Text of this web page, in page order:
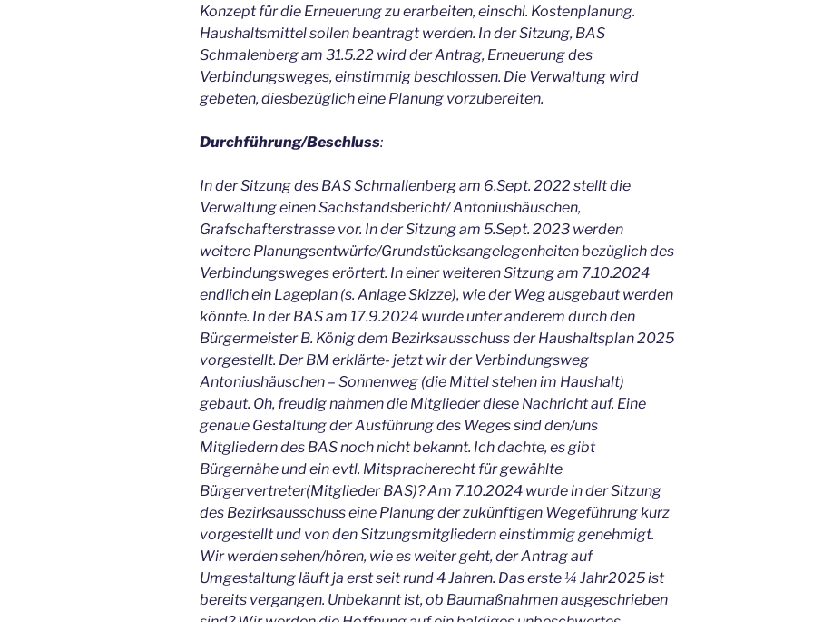
Konzept für die Erneuerung zu erarbeiten, einschl. Kostenplanung.
Haushaltsmittel sollen beantragt werden. In der Sitzung, BAS
Schmalenberg am 31.5.22 wird der Antrag, Erneuerung des
Verbindungsweges, einstimmig beschlossen. Die Verwaltung wird
gebeten, diesbezüglich eine Planung vorzubereiten.
Durchführung/Beschluss:
In der Sitzung des BAS Schmallenberg am 6.Sept. 2022 stellt die
Verwaltung einen Sachstandsbericht/ Antoniushäuschen,
Grafschafterstrasse vor. In der Sitzung am 5.Sept. 2023 werden
weitere Planungsentwürfe/Grundstücksangelegenheiten bezüglich des
Verbindungsweges erörtert. In einer weiteren Sitzung am 7.10.2024
endlich ein Lageplan (s. Anlage Skizze), wie der Weg ausgebaut werden
könnte. In der BAS am 17.9.2024 wurde unter anderem durch den
Bürgermeister B. König dem Bezirksausschuss der Haushaltsplan 2025
vorgestellt. Der BM erklärte- jetzt wir der Verbindungsweg
Antoniushäuschen – Sonnenweg (die Mittel stehen im Haushalt)
gebaut. Oh, freudig nahmen die Mitglieder diese Nachricht auf. Eine
genaue Gestaltung der Ausführung des Weges sind den/uns
Mitgliedern des BAS noch nicht bekannt. Ich dachte, es gibt
Bürgernähe und ein evtl. Mitspracherecht für gewählte
Bürgervertreter(Mitglieder BAS)? Am 7.10.2024 wurde in der Sitzung
des Bezirksausschusseine Planung der zukünftigen Wegeführung kurz
vorgestellt und von den Sitzungsmitgliedern einstimmig genehmigt.
Wir werden sehen/hören, wie es weiter geht, der Antrag auf
Umgestaltung läuft ja erst seit rund 4 Jahren. Das erste ¼ Jahr2025 ist
bereits vergangen. Unbekannt ist, ob Baumaßnahmen ausgeschrieben